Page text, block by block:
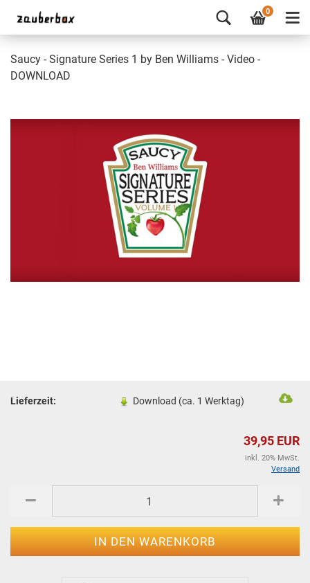
0
Saucy - Signature Series 1 by Ben Williams - Video -
DOWNLOAD
Lieferzeit: Download (ca. 1 Werktag)
39,95 EUR
inkl. 20% MwSt.
Versand